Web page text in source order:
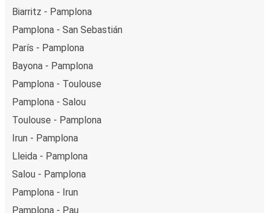
Biarritz - Pamplona
Pamplona - San Sebastián
París - Pamplona
Bayona - Pamplona
Pamplona - Toulouse
Pamplona - Salou
Toulouse - Pamplona
Irun - Pamplona
Lleida - Pamplona
Salou - Pamplona
Pamplona - Irun
Pamplona - Pau